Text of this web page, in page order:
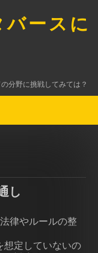
ースに
分野に挑戦してみては？
し
律やルールの整
想定していないの